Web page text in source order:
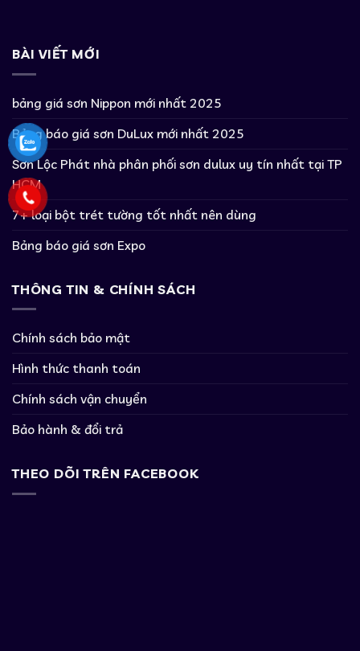
BÀI VIẾT MỚI
bảng giá sơn Nippon mới nhất 2025
Bảng báo giá sơn DuLux mới nhất 2025
Sơn Lộc Phát nhà phân phối sơn dulux uy tín nhất tại TP
HCM
7+ loại bột trét tường tốt nhất nên dùng
Bảng báo giá sơn Expo
THÔNG TIN & CHÍNH SÁCH
Chính sách bảo mật
Hình thức thanh toán
Chính sách vận chuyển
Bảo hành & đổi trả
THEO DÕI TRÊN FACEBOOK